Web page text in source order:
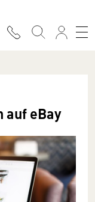
auf eBay